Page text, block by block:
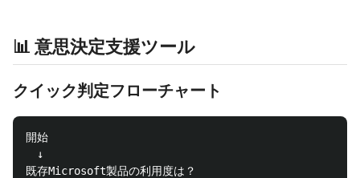
📊 意思決定支援ツール
クイック判定フローチャート
開始
↓
既存Microsoft製品の利用度は？